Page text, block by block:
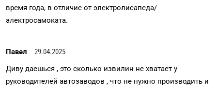
время года, в отличие от электролисапеда/
электросамоката.
Павел
29.04.2025
Диву даешься , это сколько извилин не хватает у
руководителей автозаводов , что не нужно производить и